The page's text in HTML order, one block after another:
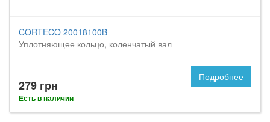
CORTECO 20018100B
Уплотняющее кольцо, коленчатый вал
279 грн
Есть в наличии
Подробнее